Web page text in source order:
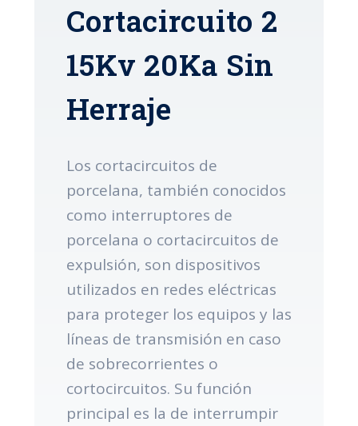
Cortacircuito 2
15Kv 20Ka Sin
Herraje
Los cortacircuitos de
porcelana, también conocidos
como interruptores de
porcelana o cortacircuitos de
expulsión, son dispositivos
utilizados en redes eléctricas
para proteger los equipos y las
líneas de transmisión en caso
de sobrecorrientes o
cortocircuitos. Su función
principal es la de interrumpir